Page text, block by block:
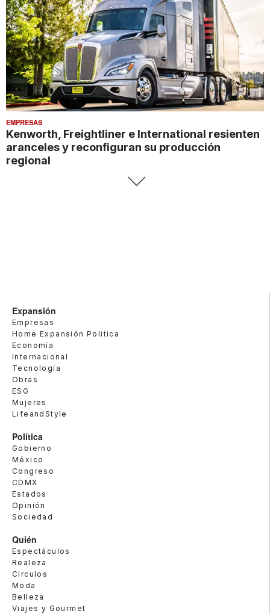
EMPRESAS
Kenworth, Freightliner e International resienten
aranceles y reconfiguran su producción
regional
Expansión
Empresas
Home Expansión Politica
Economía
Internacional
Tecnología
Obras
ESG
Mujeres
LifeandStyle
Política
Gobierno
México
Congreso
CDMX
Estados
Opinión
Sociedad
Quién
Espectáculos
Realeza
Círculos
Moda
Belleza
Viajes y Gourmet